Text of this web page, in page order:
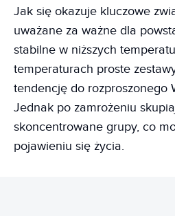
Jak się okazuje kluczowe
uważane za ważne dla
stabilne w niższych
temperaturach proste
tendencję do rozproszonego
Jednak po zamrożeniu
skoncentrowane grupy, co
pojawieniu się życia.